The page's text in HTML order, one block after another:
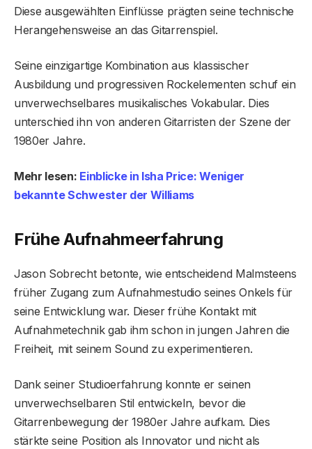
Diese ausgewählten Einflüsse prägten seine technische
Herangehensweise an das Gitarrenspiel.
Seine einzigartige Kombination aus klassischer
Ausbildung und progressiven Rockelementen schuf ein
unverwechselbares musikalisches Vokabular. Dies
unterschied ihn von anderen Gitarristen der Szene der
1980er Jahre.
Mehr lesen: Einblicke in Isha Price: Weniger
bekannte Schwester der Williams
Frühe Aufnahmeerfahrung
Jason Sobrecht betonte, wie entscheidend Malmsteens
früher Zugang zum Aufnahmestudio seines Onkels für
seine Entwicklung war. Dieser frühe Kontakt mit
Aufnahmetechnik gab ihm schon in jungen Jahren die
Freiheit, mit seinem Sound zu experimentieren.
Dank seiner Studioerfahrung konnte er seinen
unverwechselbaren Stil entwickeln, bevor die
Gitarrenbewegung der 1980er Jahre aufkam. Dies
stärkte seine Position als Innovator und nicht als